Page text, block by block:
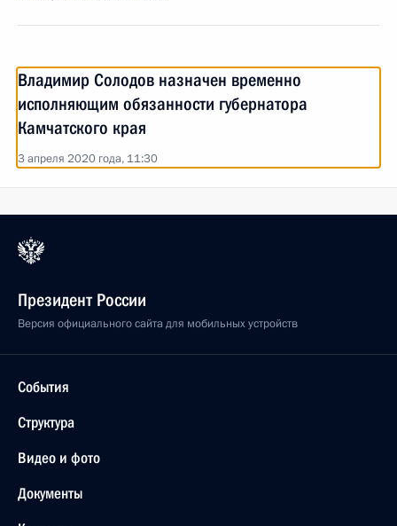
Владимир Солодов назначен временно
исполняющим обязанности губернатора
Камчатского края
3 апреля 2020 года, 11:30
Президент России
Версия официального сайта для мобильных устройств
События
Структура
Видео и фото
Документы